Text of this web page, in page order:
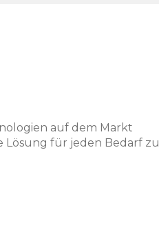
auf dem Markt
Lösung für jeden Bedarf zu